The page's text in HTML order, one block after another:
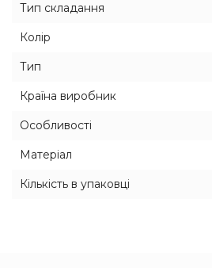
Тип складання
Колір
Тип
Країна виробник
Особливості
Матеріал
Кількість в упаковці